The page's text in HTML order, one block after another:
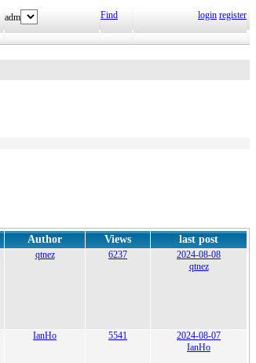
adm Find login register
Author Views last post
qtnez 6237
2024-08-08
qtnez
IanHo 5541
2024-08-07
IanHo